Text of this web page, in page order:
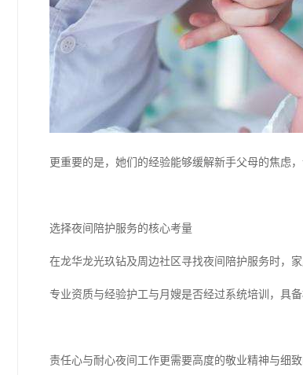
更重要的是，她们的经验能够缓解新手父母的焦虑
选择夜间陪护服务的核心考量
在龙华龙光玖钻及周边社区寻找夜间陪护服务时，
专业资质与经验护工与月嫂是否经过系统培训，具
责任心与耐心夜间工作更需要高度的敬业精神与细